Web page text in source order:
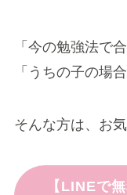
「今の勉強法で
「うちの子の場
そんな方は、お
【LINEで